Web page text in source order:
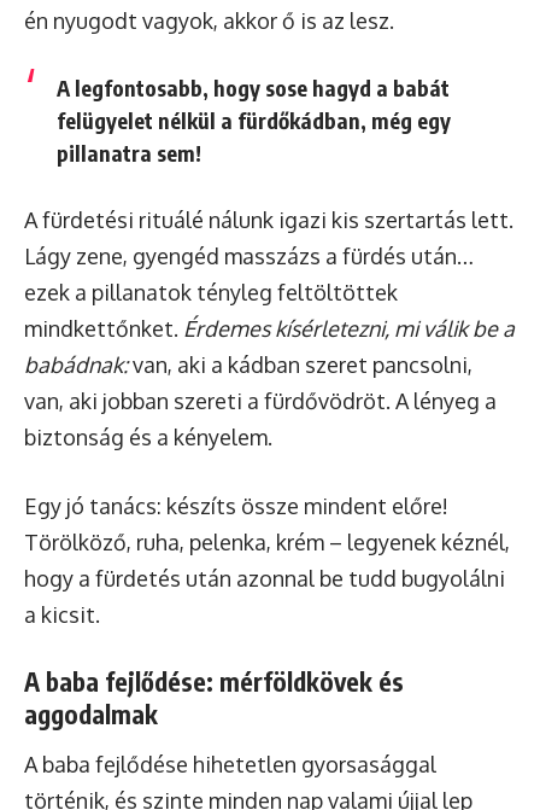
én nyugodt vagyok, akkor ő is az lesz.
A legfontosabb, hogy sose hagyd a babát
felügyelet nélkül a fürdőkádban, még egy
pillanatra sem!
A fürdetési rituálé nálunk igazi kis szertartás lett.
Lágy zene, gyengéd masszázs a fürdés után…
ezek a pillanatok tényleg feltöltöttek
mindkettőnket. Érdemes kísérletezni, mi válik be a
babádnak:van, aki a kádban szeret pancsolni,
van, aki jobban szereti a fürdővödröt. A lényeg a
biztonság és a kényelem.
Egy jó tanács: készíts össze mindent előre!
Törölköző, ruha, pelenka, krém – legyenek kéznél,
hogy a fürdetés után azonnal be tudd bugyolálni
a kicsit.
A baba fejlődése: mérföldkövek és
aggodalmak
A baba fejlődése hihetetlen gyorsasággal
történik, és szinte minden nap valami újjal lep